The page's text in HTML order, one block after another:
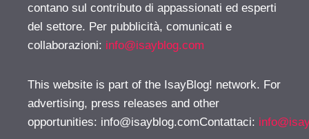
contano sul contributo di appassionati ed esperti
del settore. Per pubblicità, comunicati e
collaborazioni: info@isayblog.com
This website is part of the IsayBlog! network. For
advertising, press releases and other
opportunities: info@isayblog.comContattaci: